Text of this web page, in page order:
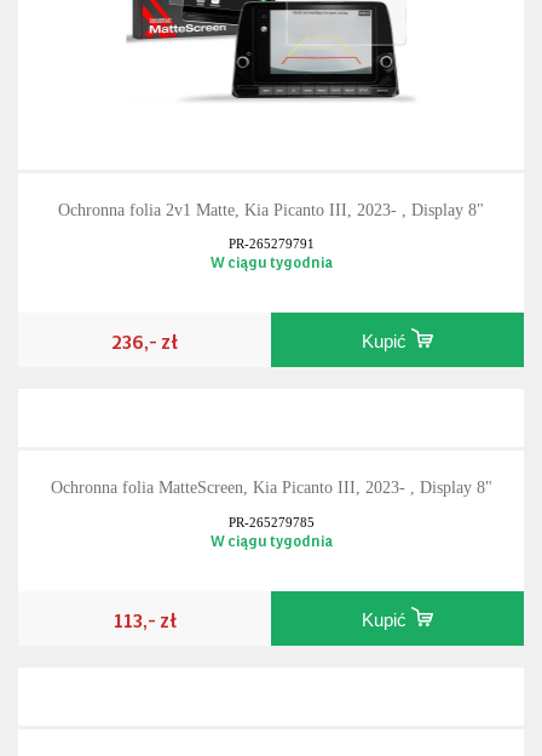
Ochronna folia 2v1 Matte, Kia Picanto III, 2023- , Display 8"
PR-265279791
W ciągu tygodnia
236,- zł Kupić
Ochronna folia MatteScreen, Kia Picanto III, 2023- , Display 8"
PR-265279785
W ciągu tygodnia
113,- zł Kupić